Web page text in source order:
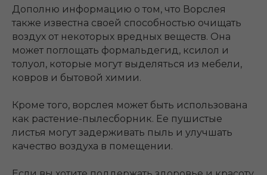
Дополню информацию о том, что Ворслея
также известна своей способностью очищать
воздух от некоторых вредных веществ. Она
может поглощать формальдегид, ксилол и
толуол, которые могут выделяться из мебели,
ковров и бытовой химии.
Кроме того, ворслея может быть использована
как растение-пылесборник. Ее пушистые
листья могут задерживать пыль и улучшать
качество воздуха в помещении.